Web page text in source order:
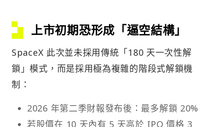
上市初期恐形成「逼空結構」
SpaceX 此次並未採用傳統「180 天一次性解
鎖」模式，而是採用極為複雜的階段式解鎖機
制：
2026 年第二季財報發布後：最多解鎖 20%
若股價在 10 天內有 5 天高於 IPO 價格 3